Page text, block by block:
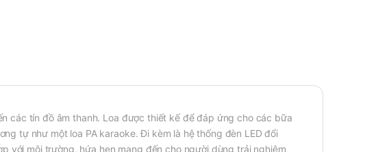
các tín đồ âm thanh. Loa được thiết kế để đáp ứng cho các bữa
tự như một loa PA karaoke. Đi kèm là hệ thống đèn LED đổi
với môi trường, hứa hẹn mang đến cho người dùng trải nghiệm